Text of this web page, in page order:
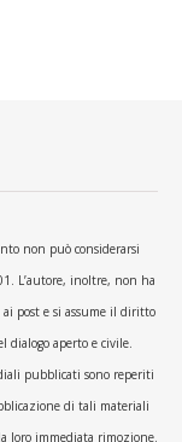
non può considerarsi
L’autore, inoltre, non ha
post e si assume il diritto
aperto e civile.
pubblicati sono reperiti
di tali materiali
loro immediata rimozione.